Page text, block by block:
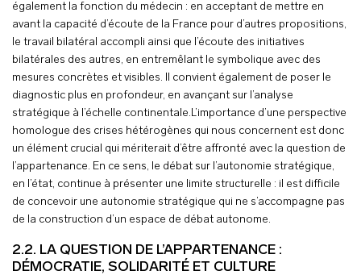
également la fonction du médecin : en acceptant de mettre en
avant la capacité d’écoute de la France pour d’autres propositions,
le travail bilatéral accompli ainsi que l’écoute des initiatives
bilatérales des autres, en entremêlant le symbolique avec des
mesures concrètes et visibles. Il convient également de poser le
diagnostic plus en profondeur, en avançant sur l’analyse
stratégique à l’échelle continentale.L’importance d’une perspective
homologue des crises hétérogènes qui nous concernent est donc
un élément crucial qui mériterait d’être affronté avec la question de
l’appartenance. En ce sens, le débat sur l’autonomie stratégique,
en l’état, continue à présenter une limite structurelle : il est difficile
de concevoir une autonomie stratégique qui ne s’accompagne pas
de la construction d’un espace de débat autonome.
2.2. LA QUESTION DE L’APPARTENANCE :
DÉMOCRATIE, SOLIDARITÉ ET CULTURE